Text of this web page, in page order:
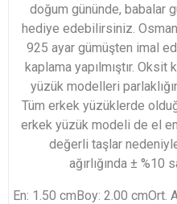
doğum gününde, babalar
hediye edebilirsiniz.
925 ayar gümüşten imal
kaplama yapılmıştır. Oksit
yüzük modelleri
Tüm erkek yüzüklerde
erkek yüzük modeli de el
değerli taşlar
ağırlığında ± %10
En: 1.50 cmBoy: 2.00 cmOrt.